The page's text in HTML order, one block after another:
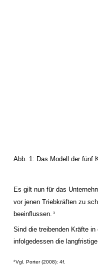
Abb. 1: Das Modell der fünf
Es gilt nun für das
vor jenen Triebkräften zu
beeinflussen.
3
Sind die treibenden Kräfte
infolgedessen die
2Vgl. Porter (2008): 4f.